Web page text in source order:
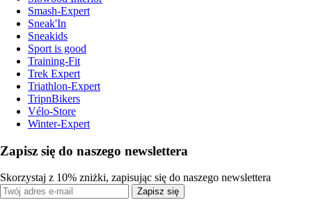
Smash-Expert
Sneak'In
Sneakids
Sport is good
Training-Fit
Trek Expert
Triathlon-Expert
TripnBikers
Vélo-Store
Winter-Expert
Zapisz się do naszego newslettera
Skorzystaj z 10% zniżki, zapisując się do naszego newslettera
Zapisz się